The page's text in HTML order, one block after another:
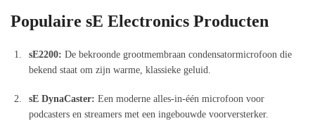
Populaire sE Electronics Producten
sE2200: De bekroonde grootmembraan condensatormicrofoon die
bekend staat om zijn warme, klassieke geluid.
sE DynaCaster: Een moderne alles-in-één microfoon voor
podcasters en streamers met een ingebouwde voorversterker.